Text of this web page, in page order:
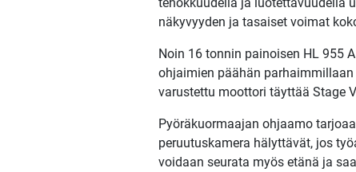
näkyvyyden ja tasaiset voimat
Noin 16 tonnin painoisen HL 955
ohjaimien päähän
varustettu moottori täyttää Stage
Pyöräkuormaajan ohjaamo
peruutuskamera hälyttävät, jos
voidaan seurata myös etänä ja